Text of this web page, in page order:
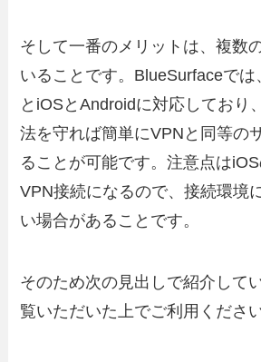
そして一番のメリットは、複数
いることです。BlueSurfaceで
とiOSとAndroidに対応しており
法を守れば簡単にVPNと同等の
ることが可能です。注意点は
VPN接続になるので、接続環境
い場合があることです。
そのため次の見出しで紹介して
覧いただいた上でご利用ください